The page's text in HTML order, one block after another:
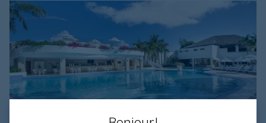
Viva
Heavens
by
Wyndham